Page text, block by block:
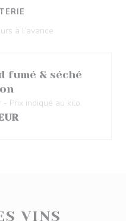
à l’avance
fumé & séché
- Prix indiqué au kilo.
VINS